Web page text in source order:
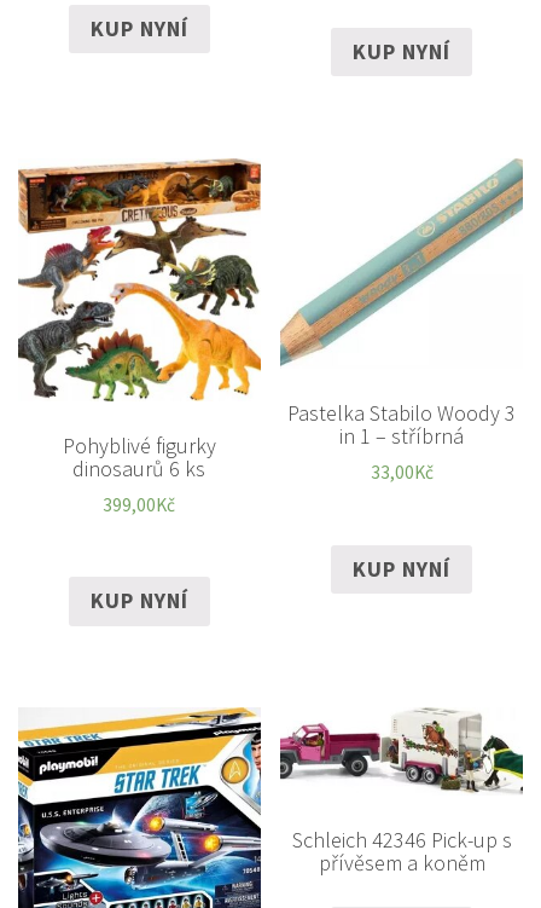
KUP NYNÍ
KUP NYNÍ
Pohyblivé figurky
dinosaurů 6 ks
399,00Kč
KUP NYNÍ
Pastelka Stabilo Woody 3
in 1 – stříbrná
33,00Kč
KUP NYNÍ
Schleich 42346 Pick-up s
přívěsem a koněm